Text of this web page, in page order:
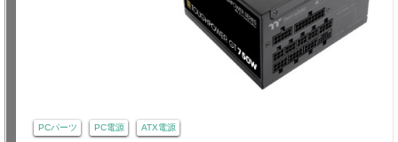
PCパーツ PC電源 ATX電源